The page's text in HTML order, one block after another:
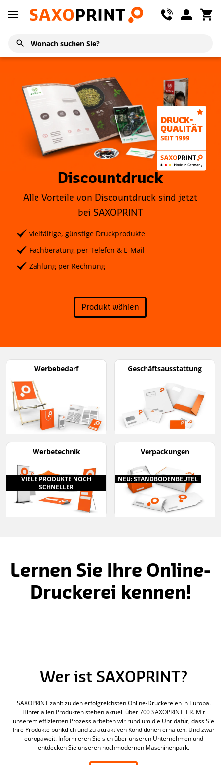
Discountdruck
Alle Vorteile von Discountdruck sind jetzt
bei SAXOPRINT
vielfältige, günstige Druckprodukte
Fachberatung per Telefon & E-Mail
Zahlung per Rechnung
Produkt wählen
Werbebedarf Geschäftsausstattung
Werbetechnik
VIELE PRODUKTE NOCH
SCHNELLER
Verpackungen
NEU: STANDBODENBEUTEL
Lernen Sie Ihre Online-
Druckerei kennen!
Wer ist SAXOPRINT?
SAXOPRINT zählt zu den erfolgreichsten Online-Druckereien in Europa.
Hinter allen Produkten stehen aktuell über 700 SAXOPRINTLER. Mit
unserem effizienten Prozess arbeiten wir rund um die Uhr dafür, dass Sie
Ihre Produkte pünktlich und zu attraktiven Konditionen erhalten. Und zwar
europaweit. Informieren Sie sich über unseren Unternehmen und
entdecken Sie unseren hochmodernen Maschinenpark.